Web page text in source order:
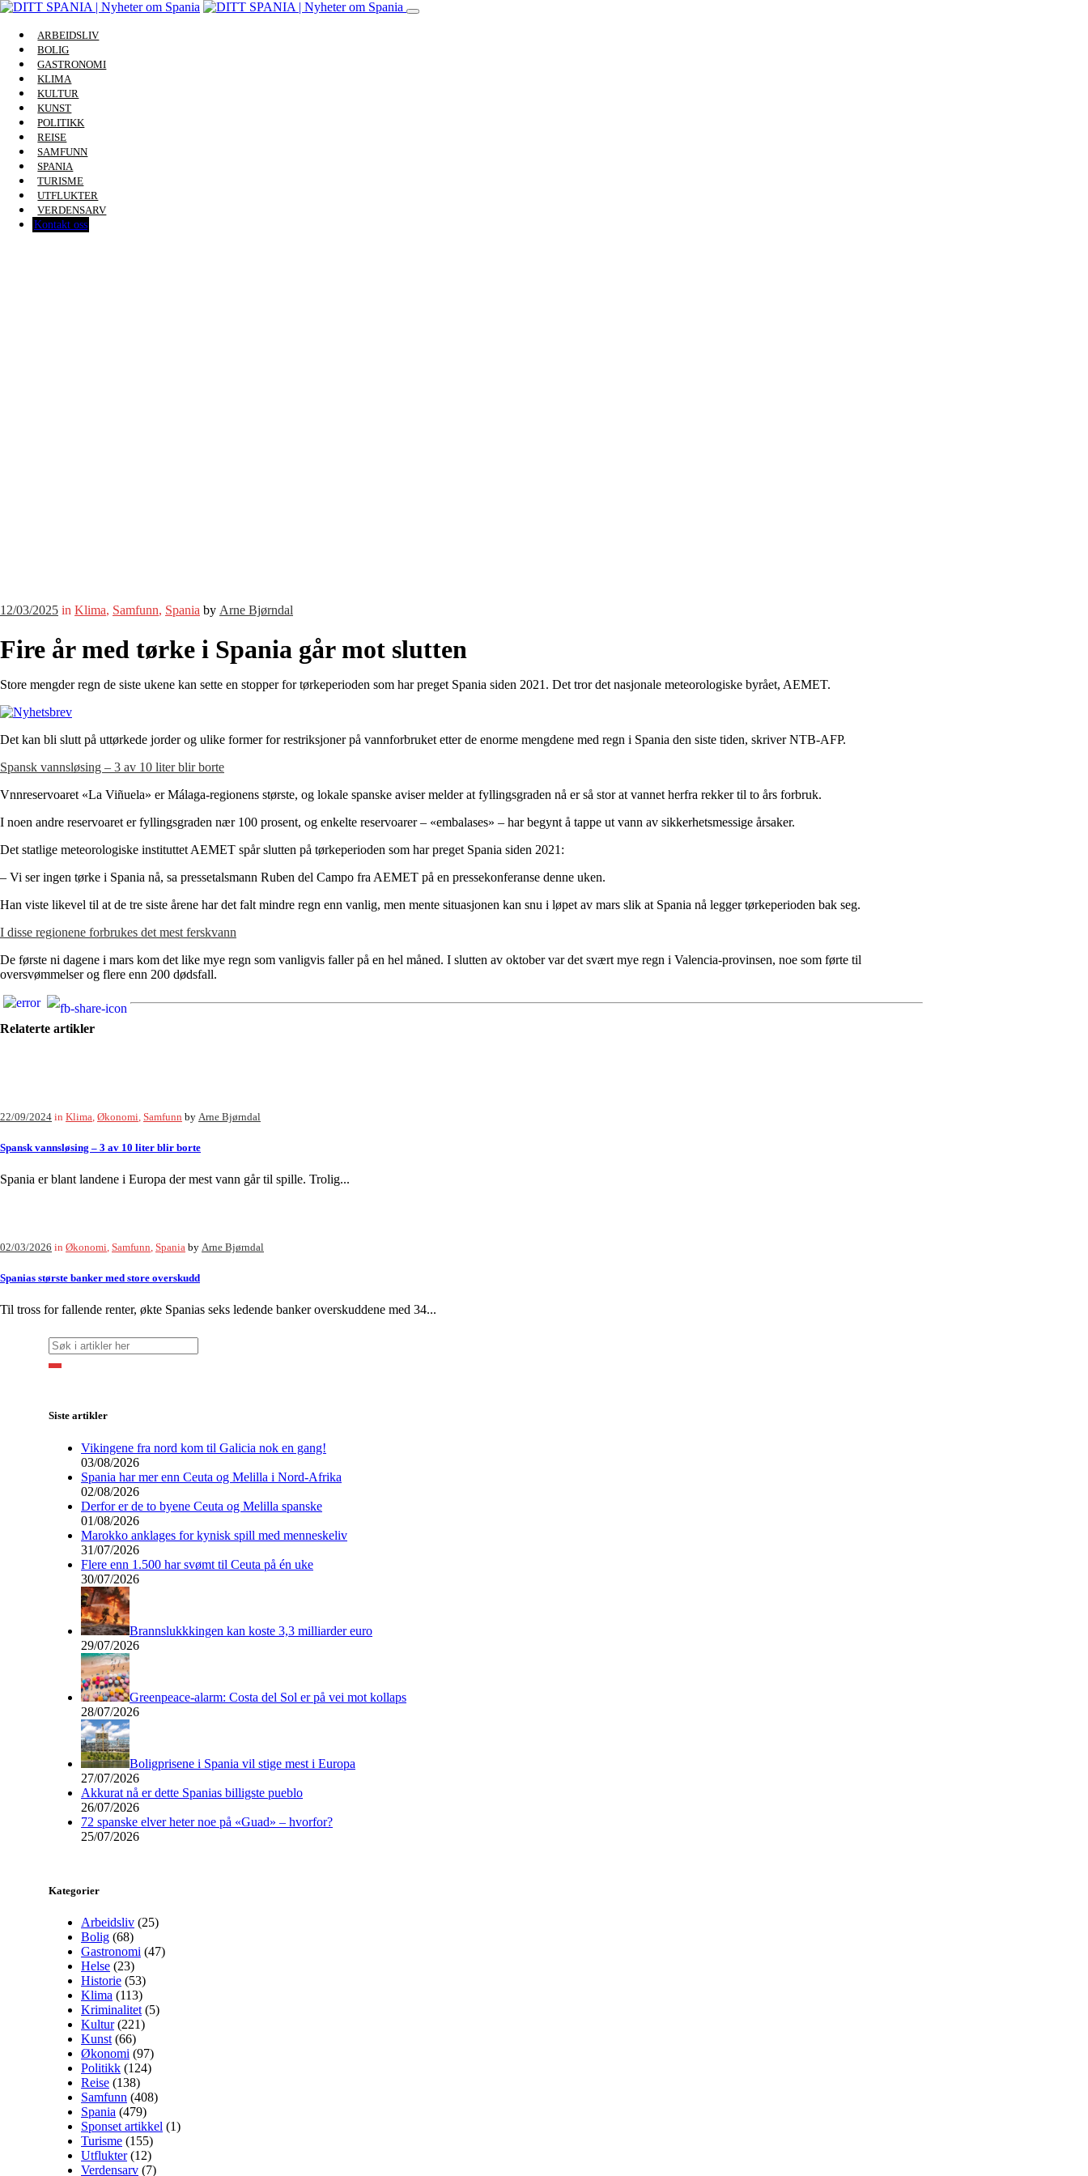
ARBEIDSLIV
BOLIG
GASTRONOMI
KLIMA
KULTUR
KUNST
POLITIKK
REISE
SAMFUNN
SPANIA
TURISME
UTFLUKTER
VERDENSARV
Kontakt oss
12/03/2025 in Klima, Samfunn, Spania by Arne Bjørndal
Fire år med tørke i Spania går mot slutten
Store mengder regn de siste ukene kan sette en stopper for tørkeperioden som har preget Spania siden 2021. Det tror det nasjonale meteorologiske byrået, AEMET.
Det kan bli slutt på uttørkede jorder og ulike former for restriksjoner på vannforbruket etter de enorme mengdene med regn i Spania den siste tiden, skriver NTB-AFP.
Spansk vannsløsing – 3 av 10 liter blir borte
Vnnreservoaret «La Viñuela» er Málaga-regionens største, og lokale spanske aviser melder at fyllingsgraden nå er så stor at vannet herfra rekker til to års forbruk.
I noen andre reservoaret er fyllingsgraden nær 100 prosent, og enkelte reservoarer – «embalases» – har begynt å tappe ut vann av sikkerhetsmessige årsaker.
Det statlige meteorologiske instituttet AEMET spår slutten på tørkeperioden som har preget Spania siden 2021:
– Vi ser ingen tørke i Spania nå, sa pressetalsmann Ruben del Campo fra AEMET på en pressekonferanse denne uken.
Han viste likevel til at de tre siste årene har det falt mindre regn enn vanlig, men mente situasjonen kan snu i løpet av mars slik at Spania nå legger tørkeperioden bak seg.
I disse regionene forbrukes det mest ferskvann
De første ni dagene i mars kom det like mye regn som vanligvis faller på en hel måned. I slutten av oktober var det svært mye regn i Valencia-provinsen, noe som førte til
oversvømmelser og flere enn 200 dødsfall.
Relaterte artikler
22/09/2024 in Klima Økonomi Samfunn by Arne Bjørndal
Spansk vannsløsing – 3 av 10 liter blir borte
Spania er blant landene i Europa der mest vann går til spille. Trolig...
02/03/2026 in Økonomi, Samfunn, Spania by Arne Bjørndal
Spanias største banker med store overskudd
Til tross for fallende renter, økte Spanias seks ledende banker overskuddene med 34...
Siste artikler
Vikingene fra nord kom til Galicia nok en gang!
03/08/2026
Spania har mer enn Ceuta og Melilla i Nord-Afrika
02/08/2026
Derfor er de to byene Ceuta og Melilla spanske
01/08/2026
Marokko anklages for kynisk spill med menneskeliv
31/07/2026
Flere enn 1.500 har svømt til Ceuta på én uke
30/07/2026
Brannslukkkingen kan koste 3,3 milliarder euro
29/07/2026
Greenpeace-alarm: Costa del Sol er på vei mot kollaps
28/07/2026
Boligprisene i Spania vil stige mest i Europa
27/07/2026
Akkurat nå er dette Spanias billigste pueblo
26/07/2026
72 spanske elver heter noe på «Guad» – hvorfor?
25/07/2026
Kategorier
Arbeidsliv (25)
Bolig (68)
Gastronomi (47)
Helse (23)
Historie (53)
Klima (113)
Kriminalitet (5)
Kultur(221)
Kunst (66)
Økonomi (97)
Politikk (124)
Reise (138)
Samfunn (408)
Spania (479)
Sponset artikkel (1)
Turisme (155)
Utflukter(12)
Verdensarv (7)